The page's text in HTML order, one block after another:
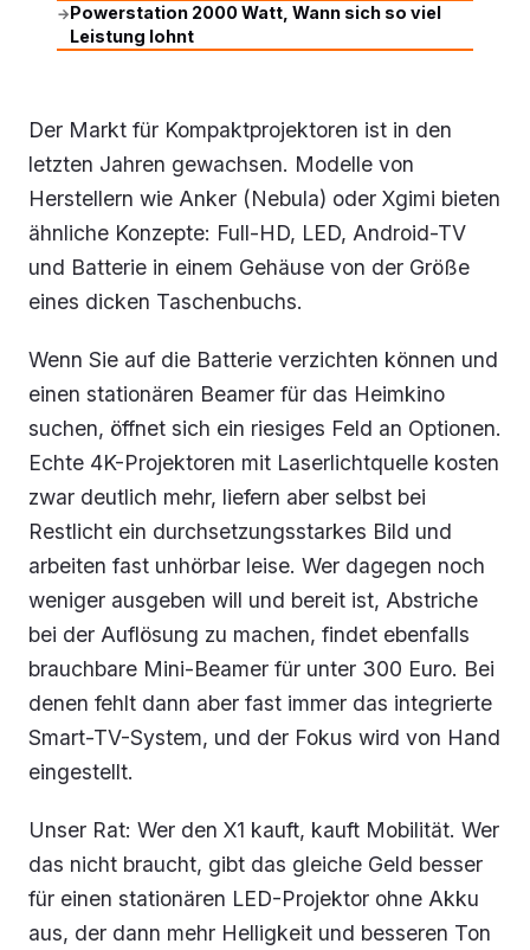
→Powerstation 2000 Watt, Wann sich so viel
Leistung lohnt
Der Markt für Kompaktprojektoren ist in den
letzten Jahren gewachsen. Modelle von
Herstellern wie Anker (Nebula) oder Xgimi bieten
ähnliche Konzepte: Full-HD, LED, Android-TV
und Batterie in einem Gehäuse von der Größe
eines dicken Taschenbuchs.
Wenn Sie auf die Batterie verzichten können und
einen stationären Beamer für das Heimkino
suchen, öffnet sich ein riesiges Feld an Optionen.
Echte 4K-Projektoren mit Laserlichtquelle kosten
zwar deutlich mehr, liefern aber selbst bei
Restlicht ein durchsetzungsstarkes Bild und
arbeiten fast unhörbar leise. Wer dagegen noch
weniger ausgeben will und bereit ist, Abstriche
bei der Auflösung zu machen, findet ebenfalls
brauchbare Mini-Beamer für unter 300 Euro. Bei
denen fehlt dann aber fast immer das integrierte
Smart-TV-System, und der Fokus wird von Hand
eingestellt.
Unser Rat: Wer den X1 kauft, kauft Mobilität. Wer
das nicht braucht, gibt das gleiche Geld besser
für einen stationären LED-Projektor ohne Akku
aus, der dann mehr Helligkeit und besseren Ton